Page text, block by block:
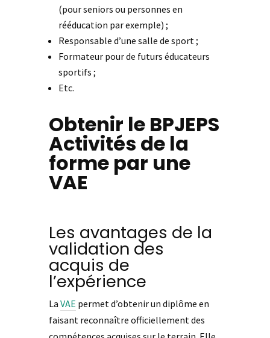
(pour seniors ou personnes en
rééducation par exemple) ;
Responsable d’une salle de sport ;
Formateur pour de futurs éducateurs
sportifs ;
Etc.
Obtenir le BPJEPS
Activités de la
forme par une
VAE
Les avantages de la
validation des
acquis de
l’expérience
La VAE permet d’obtenir un diplôme en
faisant reconnaître officiellement des